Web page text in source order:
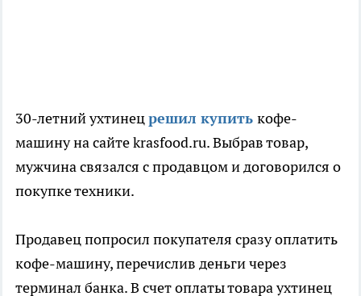
30-летний ухтинецрешил купить кофе-
машину на сайте krasfood.ru. Выбрав товар,
мужчина связался с продавцом и договорился о
покупке техники.
Продавец попросил покупателя сразу оплатить
кофе-машину, перечислив деньги через
терминал банка. В счет оплаты товара ухтинец